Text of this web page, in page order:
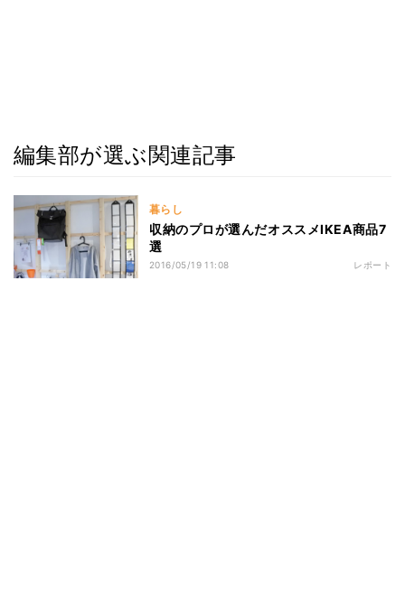
編集部が選ぶ関連記事
暮らし
収納のプロが選んだオススメIKEA商品7
選
2016/05/19 11:08 レポート